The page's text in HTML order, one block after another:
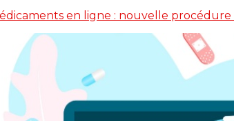
en ligne : nouvelle procédure